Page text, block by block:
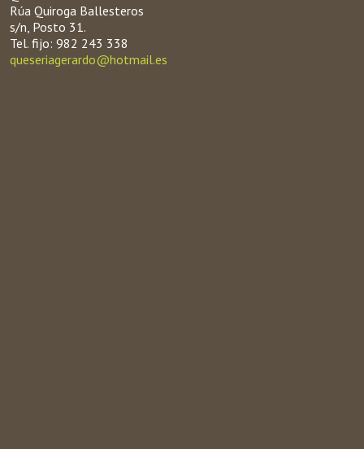
Rúa Quiroga Ballesteros
s/n, Posto 31.
Tel. fijo: 982 243 338
queseriagerardo@hotmail.es